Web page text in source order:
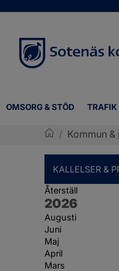
OMSORG & STÖD TRAFIK
/ Kommun
KALLELSER &
Återställ
År:
2026
Augusti
Juni
Maj
April
Mars